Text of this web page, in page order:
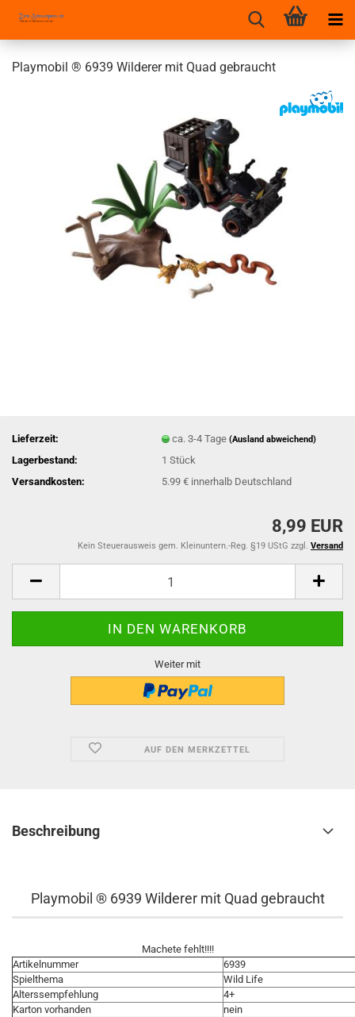
Playmobil ® 6939 Wilderer mit Quad gebraucht
Lieferzeit: ca. 3-4 Tage(Ausland abweichend)
Lagerbestand: 1Stück
Versandkosten:
5.99 € innerhalb Deutschland
8,99 EUR
Kein Steuerausweis gem. Kleinuntern.-Reg. §19 UStG zzgl. Versand
Weiter mit
AUF DEN MERKZETTEL
Beschreibung
Playmobil ® 6939 Wilderer mit Quad gebraucht
Machete fehlt!!!!
Artikelnummer
6939
Spielthema
Wild Life
Alterssempfehlung
4+
Karton vorhanden
nein